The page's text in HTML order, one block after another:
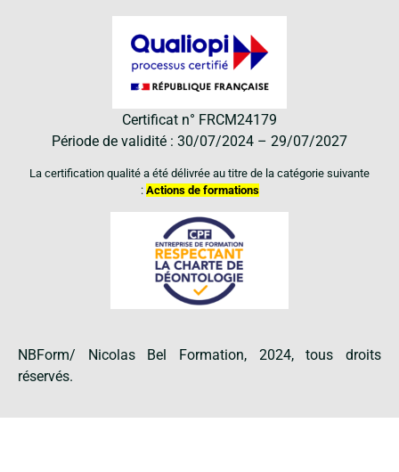
Certificat n° FRCM24179
Période de validité : 30/07/2024 – 29/07/2027
La certification qualité a été délivrée au titre de la catégorie suivante
: Actions de formations
NBForm/ Nicolas Bel Formation, 2024, tous droits
réservés.